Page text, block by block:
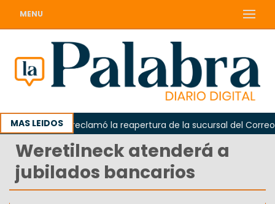
MENU
MAS LEIDOS
Odarda reclamó la reapertura de la sucursal del Correo
Weretilneck atenderá a
jubilados bancarios